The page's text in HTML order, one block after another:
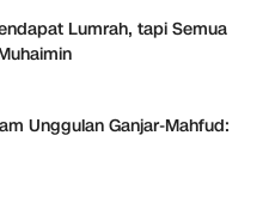
Lumrah, tapi Semua
Unggulan Ganjar-Mahfud: